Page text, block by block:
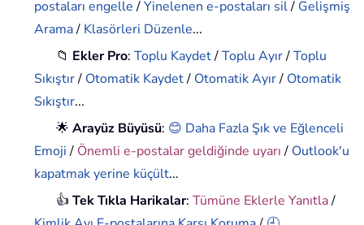
postaları engelle/Yinelenen e-postaları sil/ Gelişmiş
Arama/ Klasörleri Düzenle...
📁 Ekler Pro:Toplu Kaydet/Toplu Ayır/Toplu
Sıkıştır/ Otomatik Kaydet/ Otomatik Ayır/ Otomatik
Sıkıştır...
🌟Arayüz Büyüsü: 😊 Daha Fazla Şık ve Eğlenceli
Emoji/ Önemli e-postalar geldiğinde uyarı/ Outlook'u
kapatmak yerine küçült...
👍Tek Tıkla Harikalar:Tümüne Eklerle Yanıtla/